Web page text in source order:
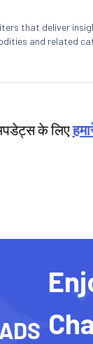
that deliver
and related
के लिए